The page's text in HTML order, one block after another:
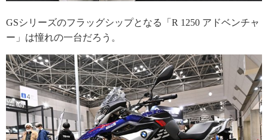
GSシリーズのフラッグシップとなる「R 1250 アドベンチャ
ー」は憧れの一台だろう。